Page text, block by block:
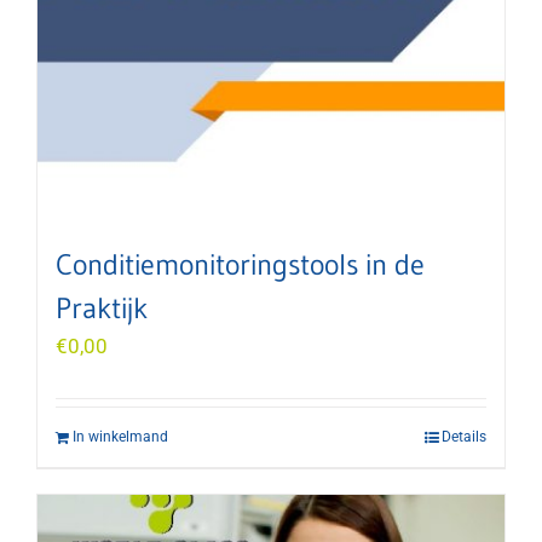
Conditiemonitoringstools in de
Praktijk
€0,00
In winkelmand Details